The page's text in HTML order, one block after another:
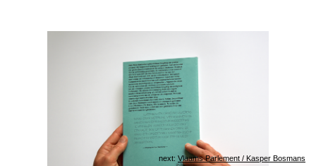
next: Vlaams Parlement / Kasper Bosmans